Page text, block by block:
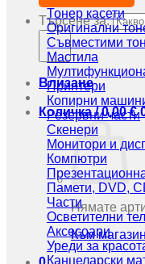
Търсене за:
Влизане
Количка /0,00€
Нямате
Към
Тонер касети
Оригинални
Съвместими
Мастила
Принтери
Копирни
Резервни части
Скенери
Монитори и
Компютри
Памети, DVD,
Части
Осветителни
Аксесоари
Уреди за
Канцеларски